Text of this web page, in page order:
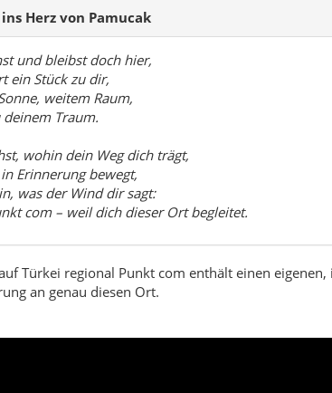
Herz von Pamucak
und bleibst doch hier,
ein Stück zu dir,
weitem Raum,
Traum.
wohin dein Weg dich trägt,
Erinnerung bewegt,
was der Wind dir sagt:
com – weil dich dieser Ort begleitet.
auf Türkei regional Punkt com enthält einen
an genau diesen Ort.